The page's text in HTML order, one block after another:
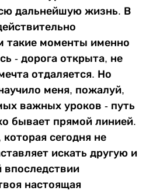
дальнейшую жизнь. В
такие моменты именно
- дорога открыта, не
отдаляется. Но
меня, пожалуй,
важных уроков - путь
бывает прямой линией.
сегодня не
искать другую и
впоследствии
настоящая